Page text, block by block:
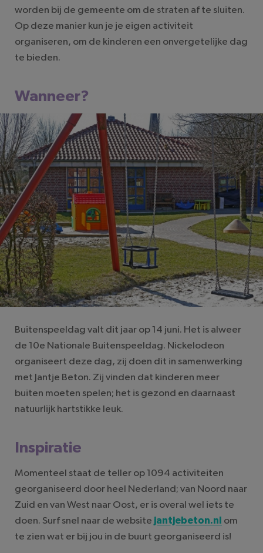
worden bij de gemeente om de straten af te sluiten.
Op deze manier kun je je eigen activiteit
organiseren, om de kinderen een onvergetelijke dag
te bieden.
Wanneer?
Buitenspeeldag valt dit jaar op 14 juni. Het is alweer
de 10e Nationale Buitenspeeldag. Nickelodeon
organiseert deze dag, zij doen dit in samenwerking
met Jantje Beton. Zij vinden dat kinderen meer
buiten moeten spelen; het is gezond en daarnaast
natuurlijk hartstikke leuk.
Inspiratie
Momenteel staat de teller op 1094 activiteiten
georganiseerd door heel Nederland; van Noord naar
Zuid en van West naar Oost, er is overal wel iets te
doen. Surf snel naar de website jantjebeton.nl om
te zien wat er bij jou in de buurt georganiseerd is!